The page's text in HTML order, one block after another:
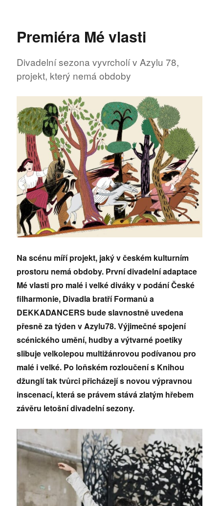
míří
Premiéra Mé vlasti
Divadelní sezona vyvrcholí v Azylu 78,
projekt, který nemá obdoby
Na scénu míří projekt, jaký v českém kulturním
prostoru nemá obdoby. První divadelní adaptace
Mé vlasti pro malé i velké diváky v podání České
filharmonie, Divadla bratří Formanů a
DEKKADANCERS bude slavnostně uvedena
přesně za týden v Azylu78. Výjimečné spojení
scénického umění, hudby a výtvarné poetiky
slibuje velkolepou multižánrovou podívanou pro
malé i velké. Po loňském rozloučení s Knihou
džunglí tak tvůrci přicházejí s novou výpravnou
inscenací, která se právem stává zlatým hřebem
závěru letošní divadelní sezony.